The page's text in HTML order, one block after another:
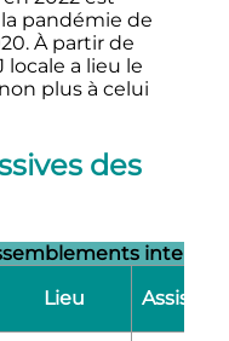
pandémie de
À partir de
locale a lieu le
plus à celui
des
Lieu